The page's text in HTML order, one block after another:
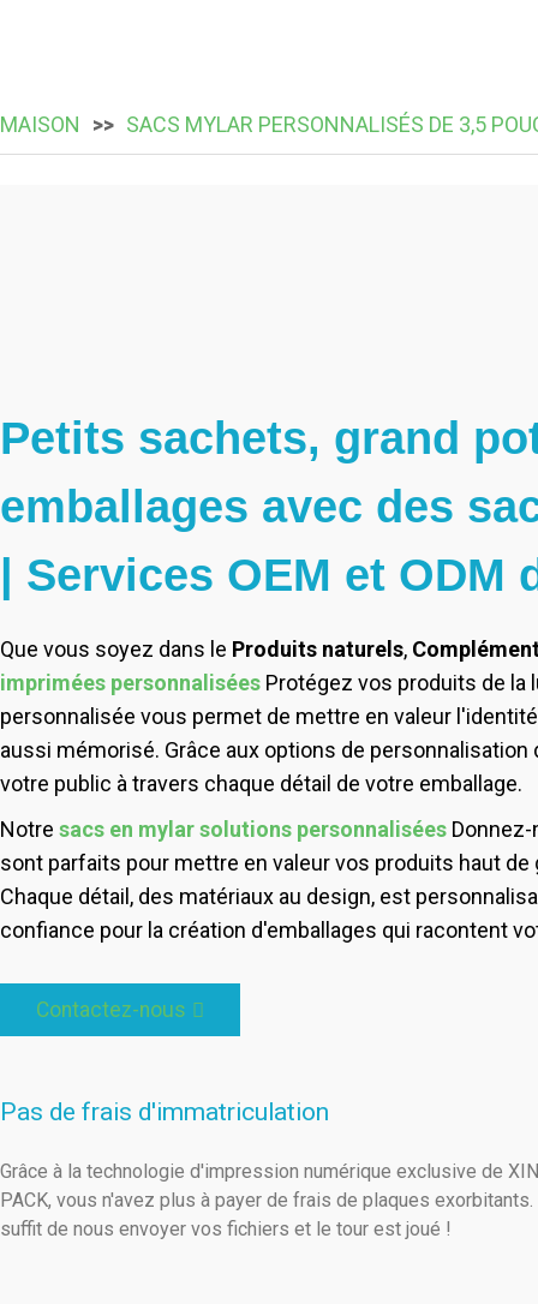
MAISON SACS MYLAR PERSONNALISÉS DE 3,5
Petits sachets, grand
emballages avec des
| Services OEM et ODM
Que vous soyez dans le Produits naturels,
imprimées personnalisées Protégez vos produits de la
personnalisée vous permet de mettre en valeur
aussi mémorisé. Grâce aux options de
votre public à travers chaque détail de votre emballage.
Notre sacs en mylar solutions personnalisées
sont parfaits pour mettre en valeur vos produits haut
Chaque détail, des matériaux au design, est
confiance pour la création d'emballages qui racontent
Contactez-nous
Pas de frais d'immatriculation
Grâce à la technologie d'impression numérique exclusive de
PACK, vous n'avez plus à payer de frais de plaques
suffit de nous envoyer vos fichiers et le tour est joué !